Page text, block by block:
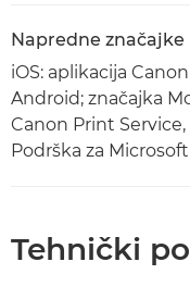
Napredne značajke
iOS: aplikacija
Android; značajka
Canon Print
Podrška za
Tehnički